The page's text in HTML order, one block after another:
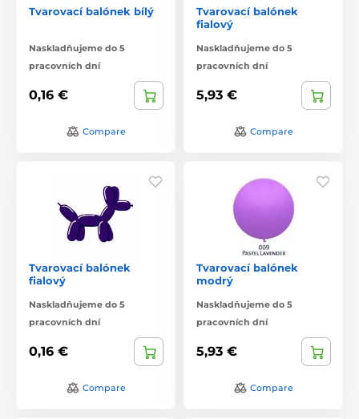
Tvarovací balónek bílý
Naskladňujeme do 5
pracovních dní
0,16 €
Compare
Tvarovací balónek
fialový
Naskladňujeme do 5
pracovních dní
5,93 €
Compare
Tvarovací balónek
fialový
Naskladňujeme do 5
pracovních dní
0,16 €
Compare
Tvarovací balónek
modrý
Naskladňujeme do 5
pracovních dní
5,93 €
Compare